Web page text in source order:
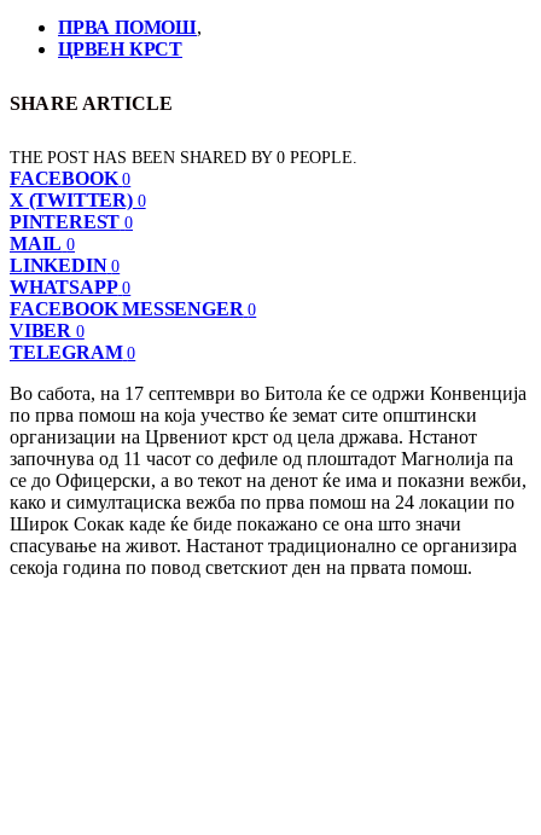
ПРВА ПОМОШ,
ЦРВЕН КРСТ
SHARE ARTICLE
THE POST HAS BEEN SHARED BY0 PEOPLE.
FACEBOOK 0
X (TWITTER) 0
PINTEREST 0
MAIL 0
LINKEDIN 0
WHATSAPP 0
FACEBOOK MESSENGER 0
VIBER 0
TELEGRAM 0
Во сабота, на 17 септември во Битола ќе се одржи Конвенција
по прва помош на која учество ќе земат сите општински
организации на Црвениот крст од цела држава. Нстанот
започнува од 11 часот со дефиле од плоштадот Магнолија па
се до Офицерски, а во текот на денот ќе има и показни вежби,
како и симултациска вежба по прва помош на 24 локации по
Широк Сокак каде ќе биде покажано се она што значи
спасување на живот. Настанот традиционално се организира
секоја година по повод светскиот ден на првата помош.